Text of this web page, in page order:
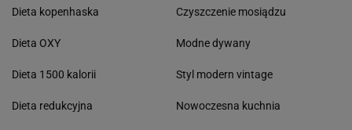
Dieta kopenhaska
Dieta OXY
Dieta 1500 kalorii
Dieta redukcyjna
Czyszczenie mosiądzu
Modne dywany
Styl modern vintage
Nowoczesna kuchnia